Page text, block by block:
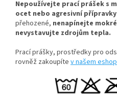
Nepoužívejte prací prášek s
ocet nebo agresivní
přehozené, nenapínejte
nevystavujte zdrojům tepla.
Prací prášky, prostředky pro
rovněž zakoupíte v našem